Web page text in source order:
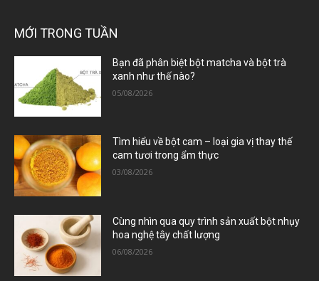
MỚI TRONG TUẦN
Bạn đã phân biệt bột matcha và bột trà
xanh như thế nào?
05/08/2026
Tìm hiểu về bột cam – loại gia vị thay thế
cam tươi trong ẩm thực
03/08/2026
Cùng nhìn qua quy trình sản xuất bột nhụy
hoa nghệ tây chất lượng
06/08/2026